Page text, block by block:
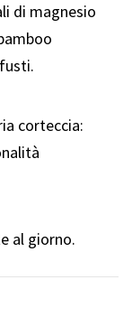
di magnesio
corteccia:
al giorno.